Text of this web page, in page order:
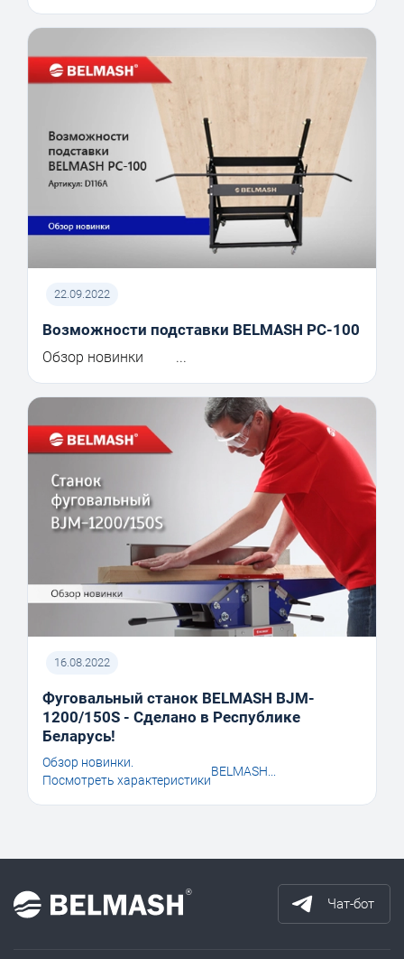
22.09.2022
Возможности подставки BELMASH PC-100
Обзор новинки ...
16.08.2022
Фуговальный станок BELMASH BJM-
1200/150S - Сделано в Республике
Беларусь!
Обзор новинки.
Посмотреть характеристики
BELMASH...
Чат-бот